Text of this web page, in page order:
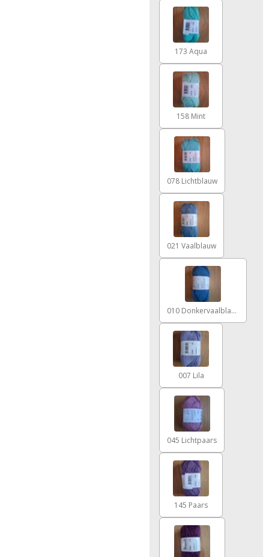
173 Aqua
158 Mint
078 Lichtblauw
021 Vaalblauw
010 Donkervaalblauw
007 Lila
045 Lichtpaars
145 Paars